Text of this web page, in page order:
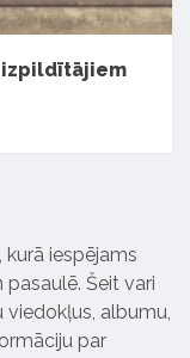
izpildītājiem
kurā iespējams
Šeit vari
viedokļus, albumu,
par